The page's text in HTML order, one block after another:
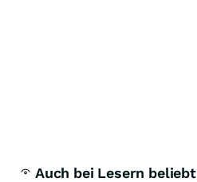
Auch bei Lesern beliebt